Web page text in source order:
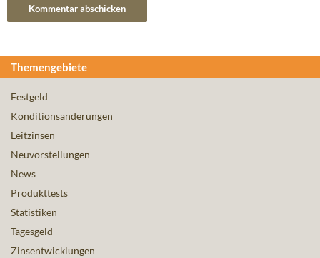
Themengebiete
Festgeld
Konditionsänderungen
Leitzinsen
Neuvorstellungen
News
Produkttests
Statistiken
Tagesgeld
Zinsentwicklungen